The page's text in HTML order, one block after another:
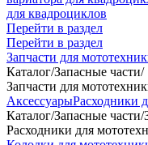
для квадроциклов
Перейти в раздел
Перейти в раздел
Запчасти для
Каталог/Запасные части/
Запчасти для
АксессуарыРасходники
Каталог/Запасные части/
Расходники для